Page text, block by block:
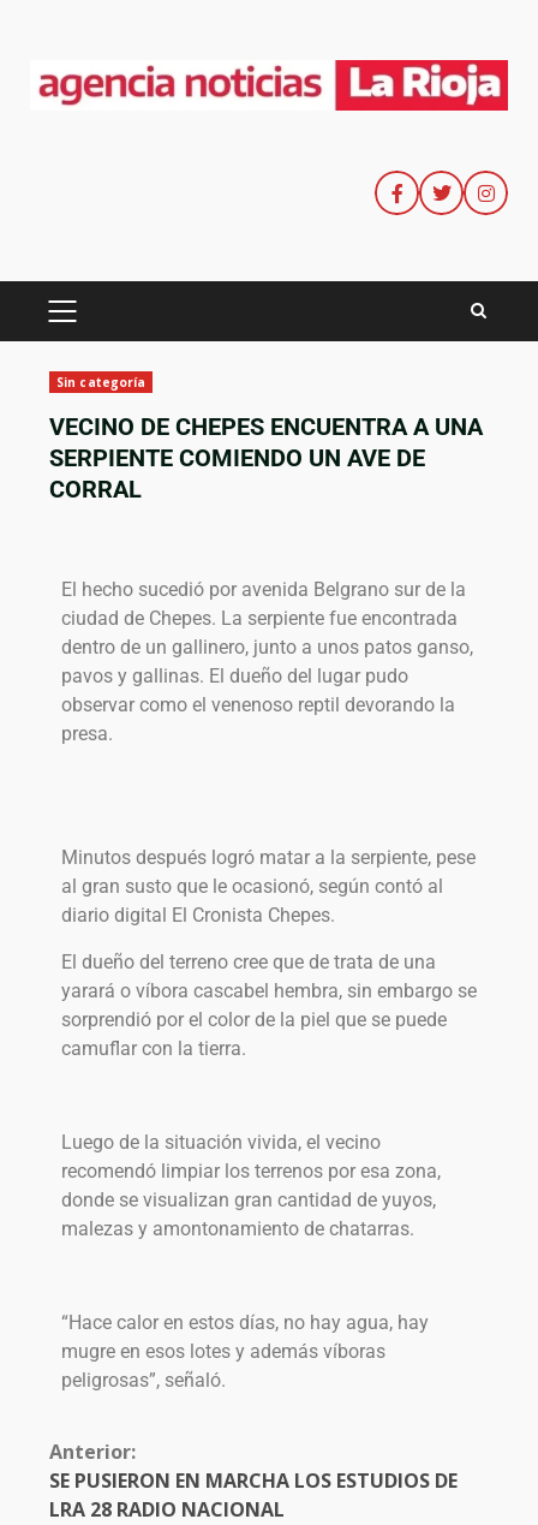
Sin categoría
VECINO DE CHEPES ENCUENTRA A UNA
SERPIENTE COMIENDO UN AVE DE
CORRAL
El hecho sucedió por avenida Belgrano sur de la
ciudad de Chepes. La serpiente fue encontrada
dentro de un gallinero, junto a unos patos ganso,
pavos y gallinas. El dueño del lugar pudo
observar como el venenoso reptil devorando la
presa.
Minutos después logró matar a la serpiente, pese
al gran susto que le ocasionó, según contó al
diario digital El Cronista Chepes.
El dueño del terreno cree que de trata de una
yarará o víbora cascabel hembra, sin embargo se
sorprendió por el color de la piel que se puede
camuflar con la tierra.
Luego de la situación vivida, el vecino
recomendó limpiar los terrenos por esa zona,
donde se visualizan gran cantidad de yuyos,
malezas y amontonamiento de chatarras.
“Hace calor en estos días, no hay agua, hay
mugre en esos lotes y además víboras
peligrosas”, señaló.
Anterior:
SE PUSIERON EN MARCHA LOS ESTUDIOS DE
LRA 28 RADIO NACIONAL